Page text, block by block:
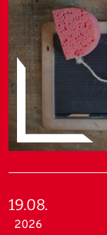
19.08.
2026